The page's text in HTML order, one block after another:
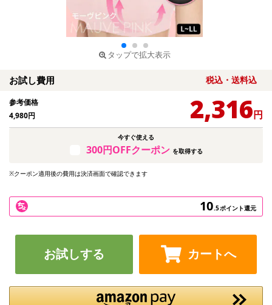
タップで拡大表示
お試し費用 税込・送料込
参考価格
4,980円 2,316円
今すぐ使える
300円OFFクーポン を取得する
※クーポン適用後の費用は決済画面で確認できます
10.5ポイント還元
お試しする カートへ